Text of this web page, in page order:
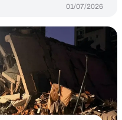
01/07/2026